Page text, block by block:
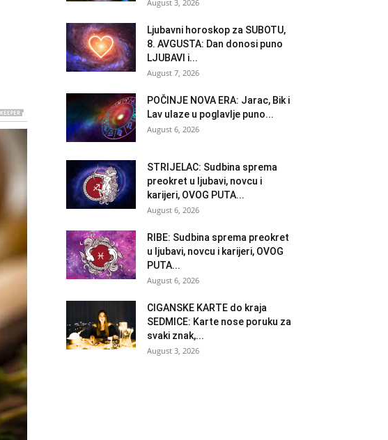
August 3, 2026
Ljubavni horoskop za SUBOTU,
8. AVGUSTA: Dan donosi puno
LJUBAVI i...
August 7, 2026
POČINJE NOVA ERA: Jarac, Bik i
Lav ulaze u poglavlje puno...
August 6, 2026
STRIJELAC: Sudbina sprema
preokret u ljubavi, novcu i
karijeri, OVOG PUTA...
August 6, 2026
RIBE: Sudbina sprema preokret
u ljubavi, novcu i karijeri, OVOG
PUTA...
August 6, 2026
CIGANSKE KARTE do kraja
SEDMICE: Karte nose poruku za
svaki znak,...
August 3, 2026